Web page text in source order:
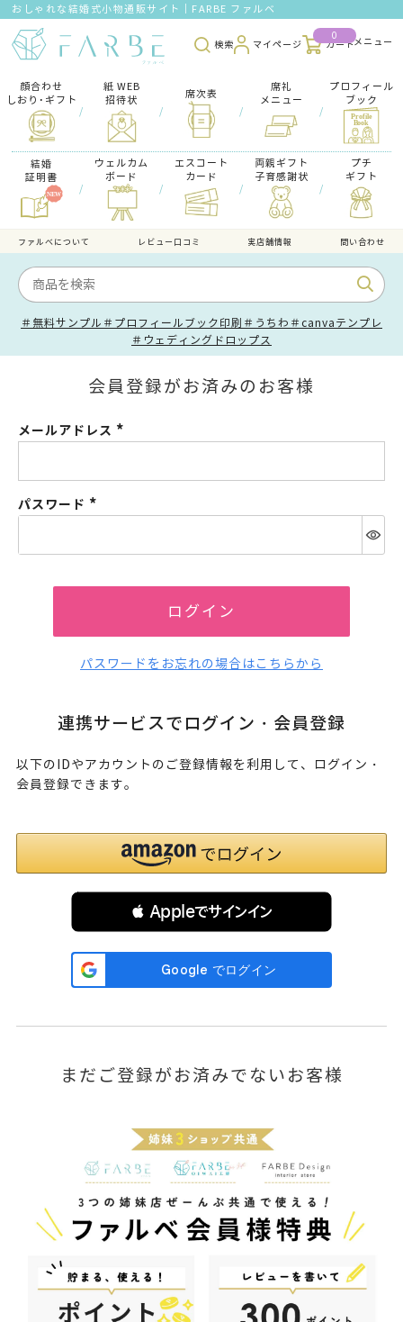
おしゃれな結婚式小物通販サイト｜FARBE ファルベ
検索 マイページ
0
カート
顔合わせ
しおり･ギフト
/
紙 WEB
招待状
/
席次表
/
席礼
メニュー
/
プロフィール
ブック
結婚
証明書
/
ウェルカム
ボード
/
エスコート
カード
/
両親ギフト
子育感謝状
/
プチ
ギフト
ファルべについて レビュー口コミ 実店舗情報 問い合わせ
＃無料サンプル ＃プロフィールブック印刷 ＃うちわ ＃canvaテンプレ
＃ウェディングドロップス
会員登録がお済みのお客様
メールアドレス
パスワード
ログイン
パスワードをお忘れの場合はこちらから
連携サービスでログイン・会員登録
以下のIDやアカウントのご登録情報を利用して、ログイン・
会員登録できます。
 Appleでサインイン
まだご登録がお済みでないお客様